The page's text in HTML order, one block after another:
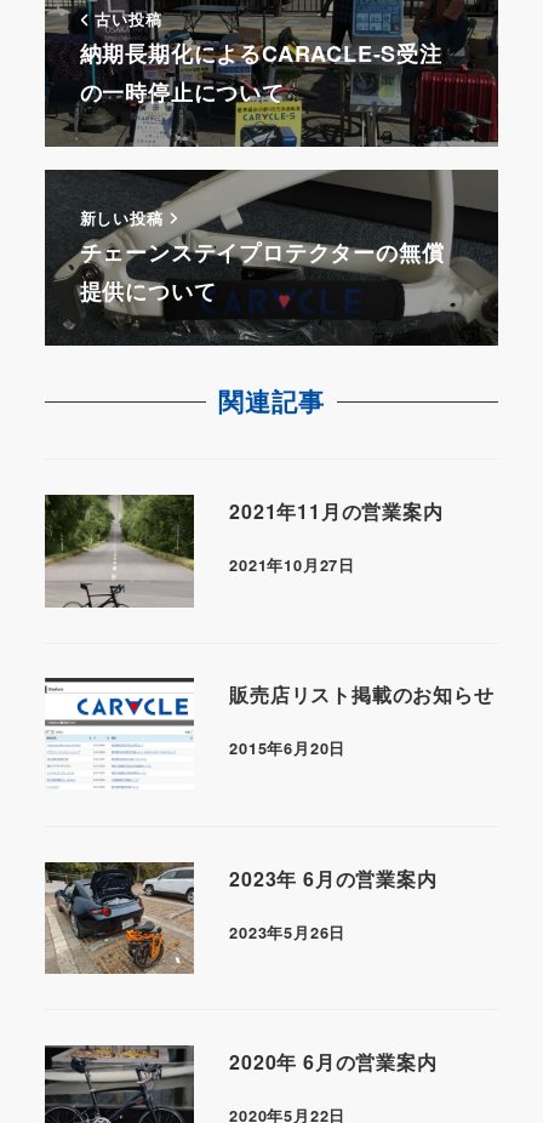
古い投稿
納期長期化によるCARACLE-S受注
の一時停止について
新しい投稿
チェーンステイプロテクターの無償
提供について
関連記事
2021年11月の営業案内
2021年10月27日
販売店リスト掲載のお知らせ
2015年6月20日
2023年 6月の営業案内
2023年5月26日
2020年 6月の営業案内
2020年5月22日